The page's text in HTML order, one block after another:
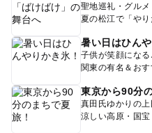
聖地巡礼・グルメ
夏の松江で「や
暑い日はひん
子供が笑顔にな
関東の有名＆お
東京から90分
真田氏ゆかりの
涼しい高原・国